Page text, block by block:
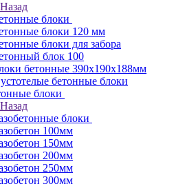
Назад
блоки
блоки 120 мм
блоки для забора
блок 100
бетонные 390х190х188мм
бетонные блоки
блоки
Назад
блоки
100мм
150мм
200мм
250мм
300мм